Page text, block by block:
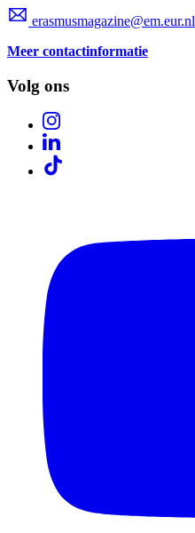
erasmusmagazine@em.eur.nl
Meer contactinformatie
Volg ons